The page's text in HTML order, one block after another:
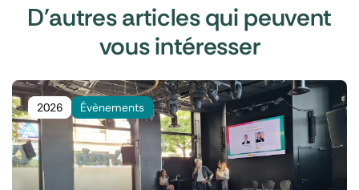
D'autres articles qui peuvent
vous intéresser
2026 Évènements